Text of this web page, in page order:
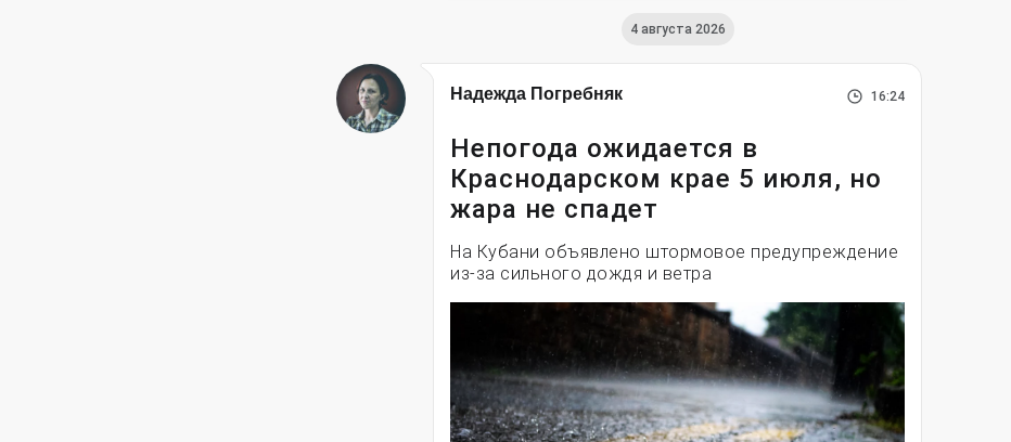
4 августа 2026
Надежда Погребняк 16:24
Непогода ожидается в
Краснодарском крае 5 июля, но
жара не спадет
На Кубани объявлено штормовое предупреждение
из-за сильного дождя и ветра